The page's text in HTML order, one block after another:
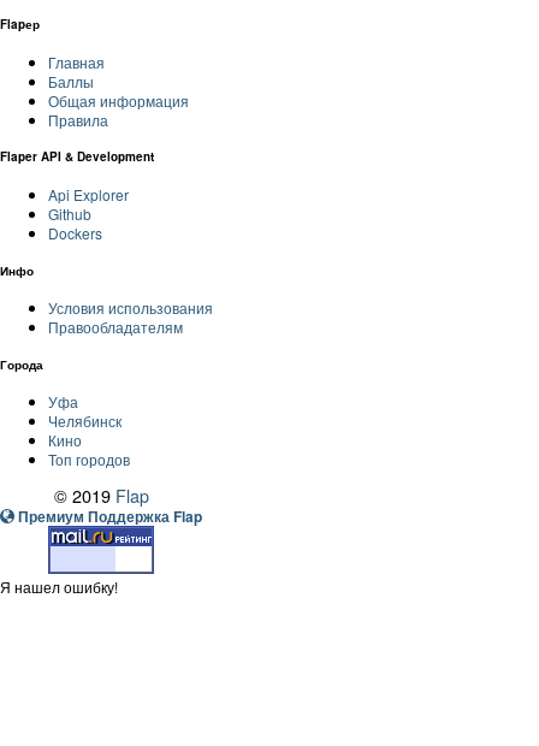
Flapер
Главная
Баллы
Общая информация
Правила
Flaper API & Development
Api Explorer
Github
Dockers
Инфо
Условия использования
Правообладателям
Города
Уфа
Челябинск
Кино
Топ городов
© 2019 Flap
Премиум Поддержка Flap
Я нашел ошибку!